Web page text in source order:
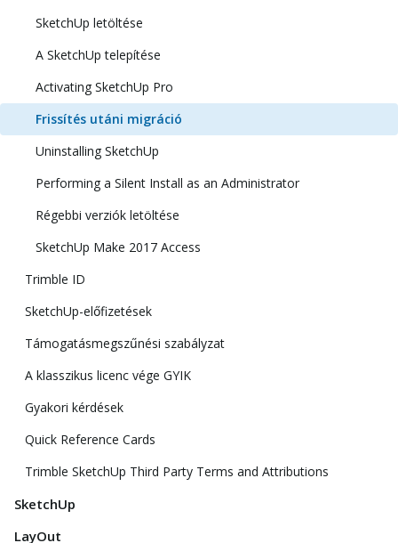
SketchUp letöltése
A SketchUp telepítése
Activating SketchUp Pro
Frissítés utáni migráció
Uninstalling SketchUp
Performing a Silent Install as an Administrator
Régebbi verziók letöltése
SketchUp Make 2017 Access
Trimble ID
SketchUp-előfizetések
Támogatásmegszűnési szabályzat
A klasszikus licenc vége GYIK
Gyakori kérdések
Quick Reference Cards
Trimble SketchUp Third Party Terms and Attributions
SketchUp
LayOut